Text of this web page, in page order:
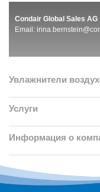
Condair Global Sales AG
Email:
Увлажнители
Услуги
Информация о